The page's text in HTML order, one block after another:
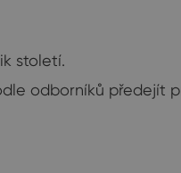
století.
odborníků předejít